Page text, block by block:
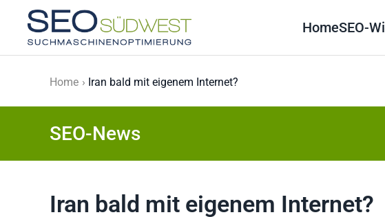
Skip to main content
HomeSEO-
Home Iran bald mit eigenem Internet?
SEO-News
Iran bald mit eigenem Internet?